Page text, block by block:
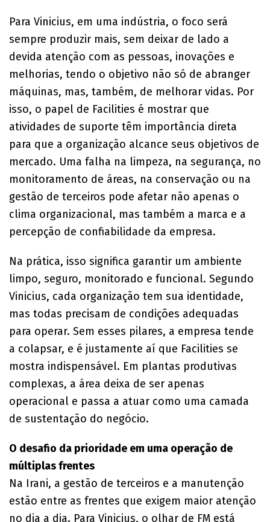
Para Vinicius, em uma indústria, o foco será
sempre produzir mais, sem deixar de lado a
devida atenção com as pessoas, inovações e
melhorias, tendo o objetivo não só de abranger
máquinas, mas, também, de melhorar vidas. Por
isso, o papel de Facilities é mostrar que
atividades de suporte têm importância direta
para que a organização alcance seus objetivos de
mercado. Uma falha na limpeza, na segurança, no
monitoramento de áreas, na conservação ou na
gestão de terceiros pode afetar não apenas o
clima organizacional, mas também a marca e a
percepção de confiabilidade da empresa.
Na prática, isso significa garantir um ambiente
limpo, seguro, monitorado e funcional. Segundo
Vinicius, cada organização tem sua identidade,
mas todas precisam de condições adequadas
para operar. Sem esses pilares, a empresa tende
a colapsar, e é justamente aí que Facilities se
mostra indispensável. Em plantas produtivas
complexas, a área deixa de ser apenas
operacional e passa a atuar como uma camada
de sustentação do negócio.
O desafio da prioridade em uma operação de
múltiplas frentes
Na Irani, a gestão de terceiros e a manutenção
estão entre as frentes que exigem maior atenção
no dia a dia. Para Vinicius, o olhar de FM está